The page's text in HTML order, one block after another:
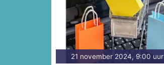
21 november 2024, 9:00 uur